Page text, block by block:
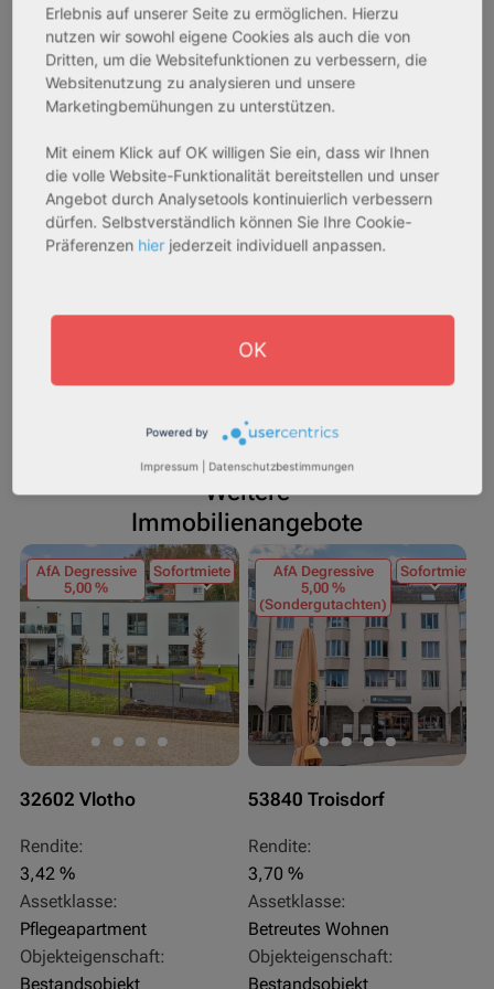
optimal gedeckt.
Der Landkreis Sigmaringen ist als Standort für Ihre
Pflegeimmobilie bestens geeignet. Eine durchgehende
Quellen:
Statistisches Bundesamt: www.destatis.de
https://www.landkreis-sigmaringen.de/willkommen
Weitere
Immobilienangebote
AfA Degressive
5,00 %
Sofortmiete
32602 Vlotho
Rendite:
3,42 %
Assetklasse:
Pflegeapartment
Objekteigenschaft:
Bestandsobjekt
AfA Degressive
5,00 %
(Sondergutachten)
Sofortmiete
53840 Troisdorf
Rendite:
3,70 %
Assetklasse:
Betreutes Wohnen
Objekteigenschaft:
Bestandsobjekt
Erlebnis auf unserer Seite zu ermöglichen. Hierzu
nutzen wir sowohl eigene Cookies als auch die von
Dritten, um die Websitefunktionen zu verbessern, die
Websitenutzung zu analysieren und unsere
Marketingbemühungen zu unterstützen.
Mit einem Klick auf OK willigen Sie ein, dass wir Ihnen
die volle Website-Funktionalität bereitstellen und unser
Angebot durch Analysetools kontinuierlich verbessern
dürfen. Selbstverständlich können Sie Ihre Cookie-
Präferenzen hier jederzeit individuell anpassen.
OK
Powered by
Impressum Datenschutzbestimmungen